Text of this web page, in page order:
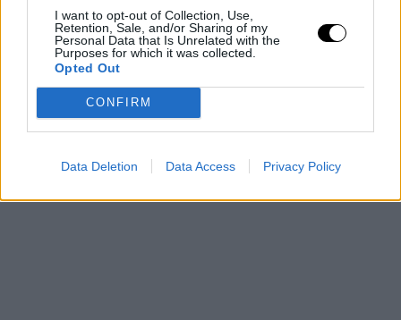
I want to opt-out of Collection, Use,
Retention, Sale, and/or Sharing of my
Personal Data that Is Unrelated with the
Purposes for which it was collected.
Opted Out
CONFIRM
Data Deletion Data Access Privacy Policy